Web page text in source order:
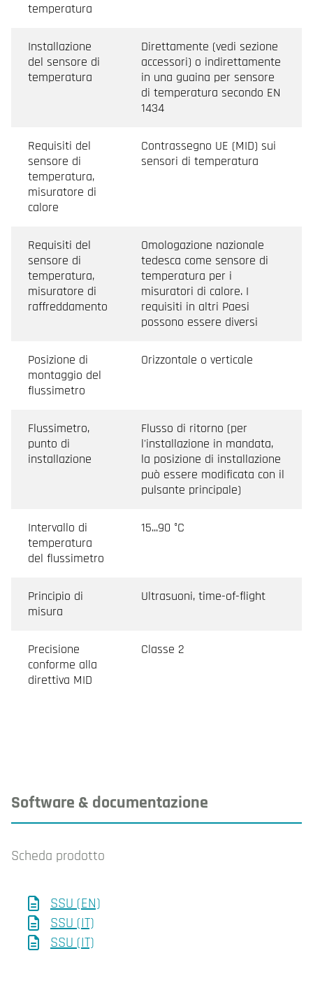
temperatura
Installazione
del sensore di
temperatura
Direttamente (vedi sezione
accessori) o indirettamente
in una guaina per sensore
di temperatura secondo EN
1434
Requisiti del
sensore di
temperatura,
misuratore di
calore
Contrassegno UE (MID) sui
sensori di temperatura
Requisiti del
sensore di
temperatura,
misuratore di
raffreddamento
Omologazione nazionale
tedesca come sensore di
temperatura per i
misuratori di calore. I
requisiti in altri Paesi
possono essere diversi
Posizione di
montaggio del
flussimetro
Orizzontale o verticale
Flussimetro,
punto di
installazione
Flusso di ritorno (per
l'installazione in mandata,
la posizione di installazione
può essere modificata con il
pulsante principale)
Intervallo di
temperatura
del flussimetro
15...90 °C
Principio di
misura
Ultrasuoni, time-of-flight
Precisione
conforme alla
direttiva MID
Classe 2
Software & documentazione
Scheda prodotto
SSU (EN)
SSU (IT)
SSU (IT)